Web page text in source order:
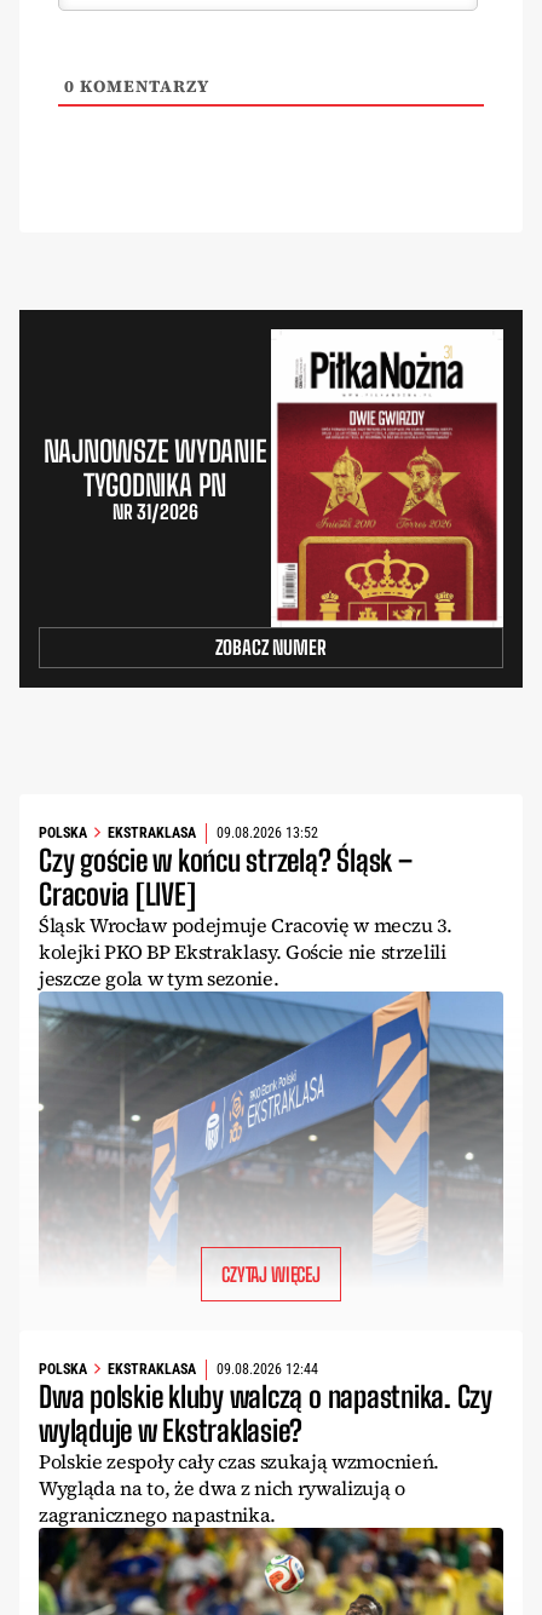
0 KOMENTARZY
NAJNOWSZE WYDANIE
TYGODNIKA PN
NR 31/2026
ZOBACZ NUMER
POLSKA EKSTRAKLASA 09.08.2026 13:52
Czy goście w końcu strzelą? Śląsk –
Cracovia [LIVE]
Śląsk Wrocław podejmuje Cracovię w meczu 3.
kolejki PKO BP Ekstraklasy. Goście nie strzelili
jeszcze gola w tym sezonie.
CZYTAJ WIĘCEJ
POLSKA EKSTRAKLASA 09.08.2026 12:44
Dwa polskie kluby walczą o napastnika. Czy
wyląduje w Ekstraklasie?
Polskie zespoły cały czas szukają wzmocnień.
Wygląda na to, że dwa z nich rywalizują o
zagranicznego napastnika.